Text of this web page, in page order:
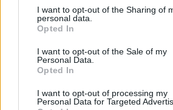
not limited to your visit or usage
grant or deny consent to Google and its
use your data for below specified
consent section.
I want to opt-out of the Sharing of
personal data.
Opted In
I want to opt-out of the Sale of my
Personal Data.
Opted In
I want to opt-out of processing my
Personal Data for Targeted7 órája